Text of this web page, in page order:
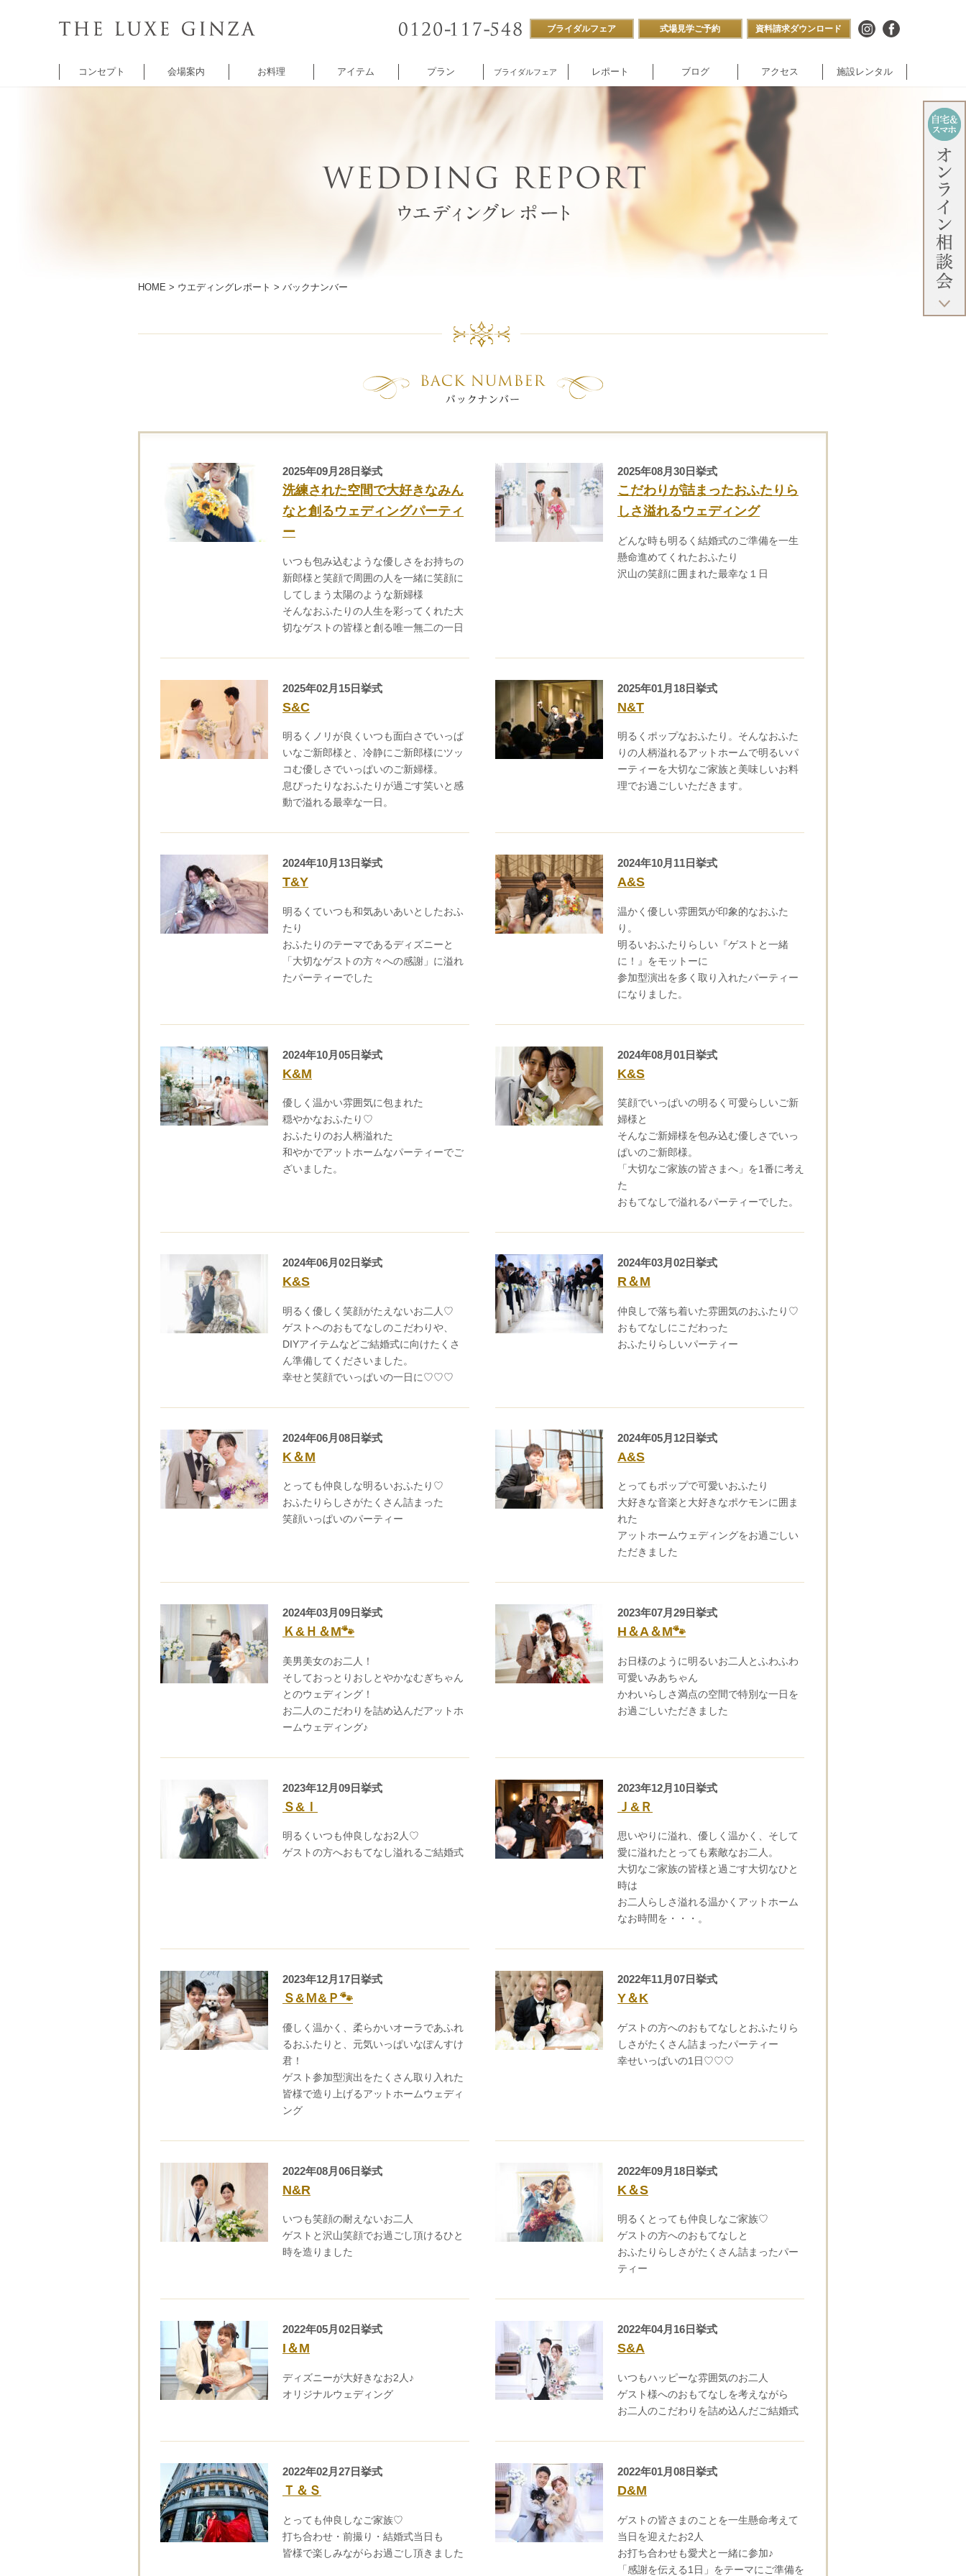
ブライダルフェア 式場見学ご予約 資料請求ダウンロード
コンセプト 会場案内
施設内撮影貸し
お料理 アイテム プラン ブライダルフェア レポート ブログ アクセス 施設レンタル
HOME > ウエディングレポート > バックナンバー
2025年09月28日挙式
洗練された空間で大好きなみん
なと創るウェディングパーティ
ー
いつも包み込むような優しさをお持ちの
新郎様と笑顔で周囲の人を一緒に笑顔に
してしまう太陽のような新婦様
そんなおふたりの人生を彩ってくれた大
切なゲストの皆様と創る唯一無二の一日
2025年08月30日挙式
こだわりが詰まったおふたりら
しさ溢れるウェディング
どんな時も明るく結婚式のご準備を一生
懸命進めてくれたおふたり
沢山の笑顔に囲まれた最幸な１日
2025年02月15日挙式
S&C
明るくノリが良くいつも面白さでいっぱ
いなご新郎様と、冷静にご新郎様にツッ
コむ優しさでいっぱいのご新婦様。
息ぴったりなおふたりが過ごす笑いと感
動で溢れる最幸な一日。
2025年01月18日挙式
N&T
明るくポップなおふたり。そんなおふた
りの人柄溢れるアットホームで明るいパ
ーティーを大切なご家族と美味しいお料
理でお過ごしいただきます。
2024年10月13日挙式
T&Y
明るくていつも和気あいあいとしたおふ
たり
おふたりのテーマであるディズニーと
「大切なゲストの方々への感謝」に溢れ
たパーティーでした
2024年10月11日挙式
A&S
温かく優しい雰囲気が印象的なおふた
り。
明るいおふたりらしい『ゲストと一緒
に！』をモットーに
参加型演出を多く取り入れたパーティー
になりました。
2024年10月05日挙式
K&M
優しく温かい雰囲気に包まれた
穏やかなおふたり♡
おふたりのお人柄溢れた
和やかでアットホームなパーティーでご
ざいました。
2024年08月01日挙式
K&S
笑顔でいっぱいの明るく可愛らしいご新
婦様と
そんなご新婦様を包み込む優しさでいっ
ぱいのご新郎様。
「大切なご家族の皆さまへ」を1番に考え
た
おもてなしで溢れるパーティーでした。
2024年06月02日挙式
K&S
明るく優しく笑顔がたえないお二人♡
ゲストへのおもてなしのこだわりや、
DIYアイテムなどご結婚式に向けたくさ
ん準備してくださいました。
幸せと笑顔でいっぱいの一日に♡♡♡
2024年03月02日挙式
R＆M
仲良しで落ち着いた雰囲気のおふたり♡
おもてなしにこだわった
おふたりらしいパーティー
2024年06月08日挙式
K＆M
とっても仲良しな明るいおふたり♡
おふたりらしさがたくさん詰まった
笑顔いっぱいのパーティー
2024年05月12日挙式
A&S
とってもポップで可愛いおふたり
大好きな音楽と大好きなポケモンに囲ま
れた
アットホームウェディングをお過ごしい
ただきました
2024年03月09日挙式
Ｋ&Ｈ＆M🐾
美男美女のお二人！
そしておっとりおしとやかなむぎちゃん
とのウェディング！
お二人のこだわりを詰め込んだアットホ
ームウェディング♪
2023年07月29日挙式
H＆A＆M🐾
お日様のように明るいお二人とふわふわ
可愛いみあちゃん
かわいらしさ満点の空間で特別な一日を
お過ごしいただきました
2023年12月09日挙式
Ｓ&Ｉ
明るくいつも仲良しなお2人♡
ゲストの方へおもてなし溢れるご結婚式
2023年12月10日挙式
Ｊ&Ｒ
思いやりに溢れ、優しく温かく、そして
愛に溢れたとっても素敵なお二人。
大切なご家族の皆様と過ごす大切なひと
時は
お二人らしさ溢れる温かくアットホーム
なお時間を・・・。
2023年12月17日挙式
Ｓ&Ｍ&Ｐ🐾
優しく温かく、柔らかいオーラであふれ
るおふたりと、元気いっぱいなぽんすけ
君！
ゲスト参加型演出をたくさん取り入れた
皆様で造り上げるアットホームウェディ
ング
2022年11月07日挙式
Y＆K
ゲストの方へのおもてなしとおふたりら
しさがたくさん詰まったパーティー
幸せいっぱいの1日♡♡♡
2022年08月06日挙式
N&R
いつも笑顔の耐えないお二人
ゲストと沢山笑顔でお過ごし頂けるひと
時を造りました
2022年09月18日挙式
K＆S
明るくとっても仲良しなご家族♡
ゲストの方へのおもてなしと
おふたりらしさがたくさん詰まったパー
ティー
2022年05月02日挙式
I＆M
ディズニーが大好きなお2人♪
オリジナルウェディング
2022年04月16日挙式
S&A
いつもハッピーな雰囲気のお二人
ゲスト様へのおもてなしを考えながら
お二人のこだわりを詰め込んだご結婚式
2022年02月27日挙式
Ｔ＆Ｓ
とっても仲良しなご家族♡
打ち合わせ・前撮り・結婚式当日も
皆様で楽しみながらお過ごし頂きました
2022年01月08日挙式
D&M
ゲストの皆さまのことを一生懸命考えて
当日を迎えたお2人
お打ち合わせも愛犬と一緒に参加♪
「感謝を伝える1日」をテーマにご準備を
時間を選択してください
日時
■■■タイトル■■■